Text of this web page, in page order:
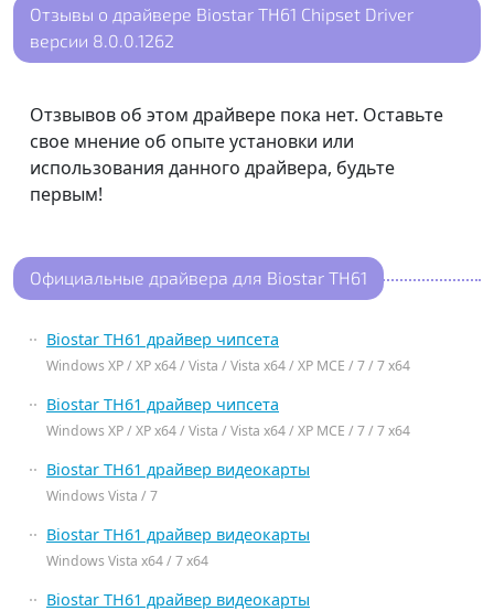
Отзывы о драйвере Biostar TH61 Chipset Driver
версии 8.0.0.1262
Отзвывов об этом драйвере пока нет. Оставьте
свое мнение об опыте установки или
использования данного драйвера, будьте
первым!
Официальные драйвера для Biostar TH61
Biostar TH61 драйвер чипсета
Windows XP / XP x64 / Vista / Vista x64 / XP MCE / 7 / 7 x64
Biostar TH61 драйвер чипсета
Windows XP / XP x64 / Vista / Vista x64 / XP MCE / 7 / 7 x64
Biostar TH61 драйвер видеокарты
Windows Vista / 7
Biostar TH61 драйвер видеокарты
Windows Vista x64 / 7 x64
Biostar TH61 драйвер видеокарты